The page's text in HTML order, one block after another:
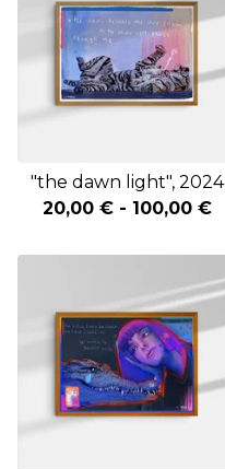
"the dawn light", 2024
20,00 €- 100,00 €